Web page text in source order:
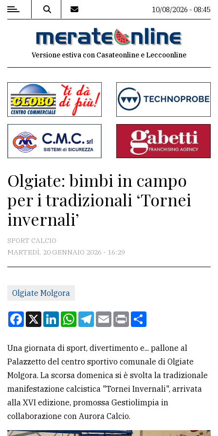
MENU
commenti
Contenuti
del
sito
Associazioni
Meteo
CONTATTI
Scrivici
Per
la
pubblicità
CERCA
Cerca
per
10/08/2026 - 08:45
Versione estiva con Casateonline e Leccoonline
Olgiate: bimbi in campo
per i tradizionali ‘Tornei
invernali’
SPORT CALCIO
MARTEDÌ, 20 GENNAIO 2026 - 16:29
Olgiate Molgora
Facebook
X LinkedInWhatsApp
Telegram
EmailPrint
Una giornata di sport, divertimento e... pallone al
Palazzetto del centro sportivo comunale di Olgiate
Molgora. La scorsa domenica si è svolta la tradizionale
manifestazione calcistica "Tornei Invernali", arrivata
alla XVI edizione, promossa Gestiolimpia in
collaborazione con Aurora Calcio.